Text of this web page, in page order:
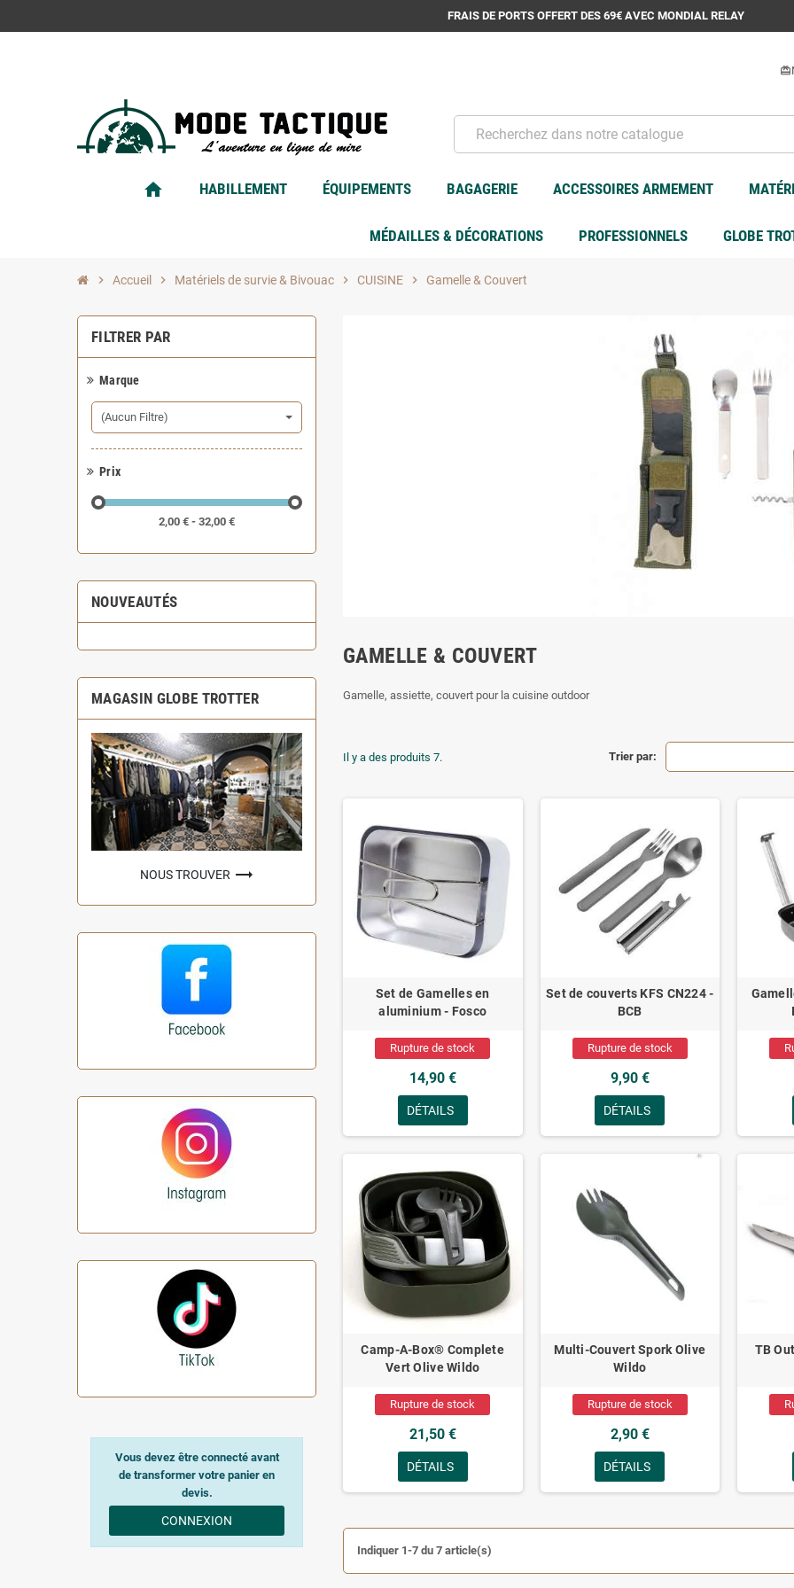
FRAIS DE PORTS OFFERT DES 69€ AVEC MONDIAL RELAY
card_giftcard
home HABILLEMENT ÉQUIPEMENTS BAGAGERIE ACCESSOIRES ARMEMENT
MÉDAILLES & DÉCORATIONS PROFESSIONNELS GLOBE
chevron_right Accueil chevron_right Matériels de survie & Bivouac chevron_right CUISINE chevron_right Gamelle & Couvert
FILTRER PAR
Marque
(Aucun Filtre)
Prix
2,00 € - 32,00 €
NOUVEAUTÉS
MAGASIN GLOBE TROTTER
NOUS TROUVER trending_flat
Vous devez être connecté avant
de transformer votre panier en
devis.
CONNEXION
GAMELLE & COUVERT
Gamelle, assiette, couvert pour la cuisine outdoor
Trier par:
Il y a des produits 7.
Set de Gamelles en
aluminium - Fosco
Rupture de stock
14,90 €
DÉTAILS
Set de couverts KFS CN224 -
BCB
Rupture de stock
9,90 €
DÉTAILS
Camp-A-Box® Complete
Vert Olive Wildo
Rupture de stock
21,50 €
DÉTAILS
Multi-Couvert Spork Olive
Wildo
Rupture de stock
2,90 €
DÉTAILS
TB
Indiquer 1-7 du 7 article(s)